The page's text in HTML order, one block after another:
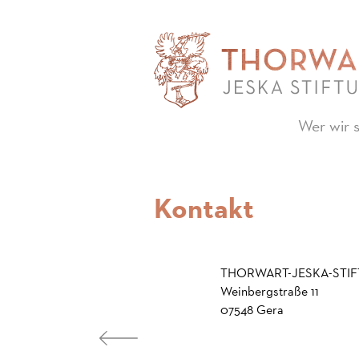
Wer wir
Kontakt
THORWART-JESKA-
Weinbergstraße 11
07548 Gera